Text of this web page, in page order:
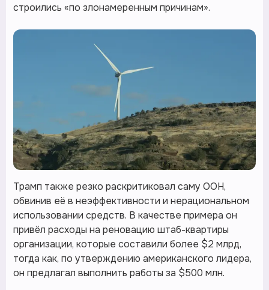
строились «по злонамеренным причинам».
Трамп также резко раскритиковал саму ООН,
обвинив её в неэффективности и нерациональном
использовании средств. В качестве примера он
привёл расходы на реновацию штаб-квартиры
организации, которые составили более $2 млрд,
тогда как, по утверждению американского лидера,
он предлагал выполнить работы за $500 млн.